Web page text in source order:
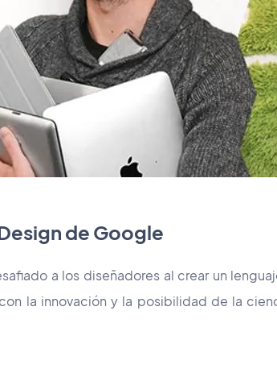
de Google
a los diseñadores al crear un
la innovación y la posibilidad de la